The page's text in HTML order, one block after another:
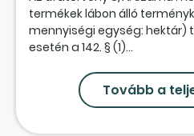
termékek lábon álló
mennyiségi egység: hektár)
esetén a 142. § (1)...
Tovább a